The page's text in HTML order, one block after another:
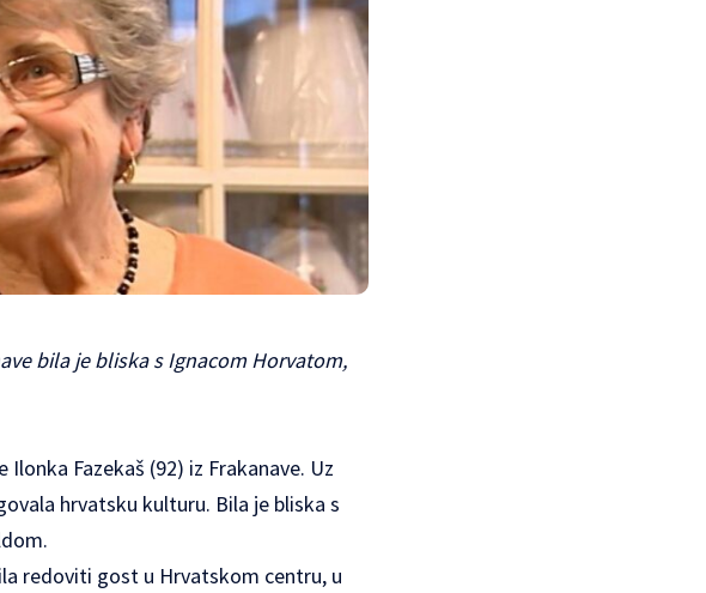
bila je bliska s Ignacom Horvatom,
Fazekaš (92) iz Frakanave. Uz
hrvatsku kulturu. Bila je bliska s
redoviti gost u Hrvatskom centru, u